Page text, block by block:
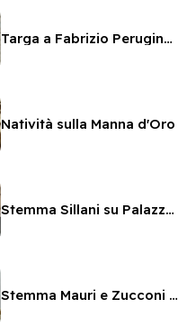
Targa a Fabrizio Perugino sul Fortilizio
Natività sulla Manna d'Oro
Stemma Sillani su Palazzetto Sillani
Stemma Mauri e Zucconi nella Cappella della SS Icona